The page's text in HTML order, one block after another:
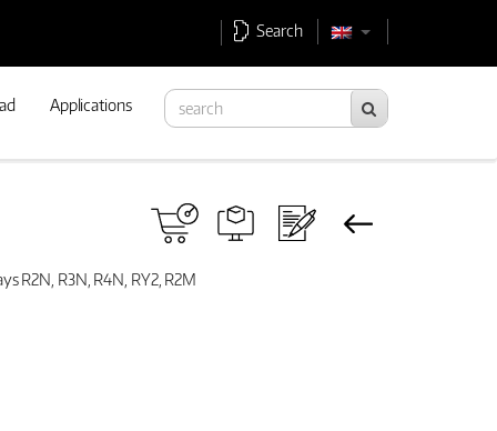
Search
Applications
R2N, R3N, R4N, RY2, R2M